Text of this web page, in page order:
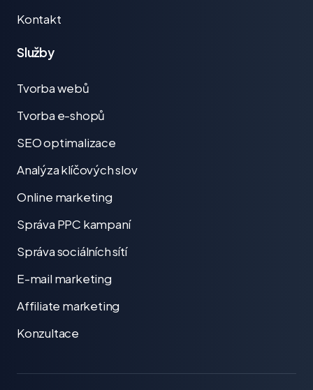
Kontakt
Služby
Tvorba webů
Tvorba e-shopů
SEO optimalizace
Analýza klíčových slov
Online marketing
Správa PPC kampaní
Správa sociálních sítí
E-mail marketing
Affiliate marketing
Konzultace